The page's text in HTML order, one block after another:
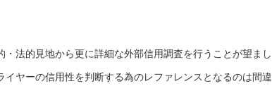
法的見地から更に詳細な外部信用調査を行うことが望まし
ヤーの信用性を判断する為のレファレンスとなるのは間違